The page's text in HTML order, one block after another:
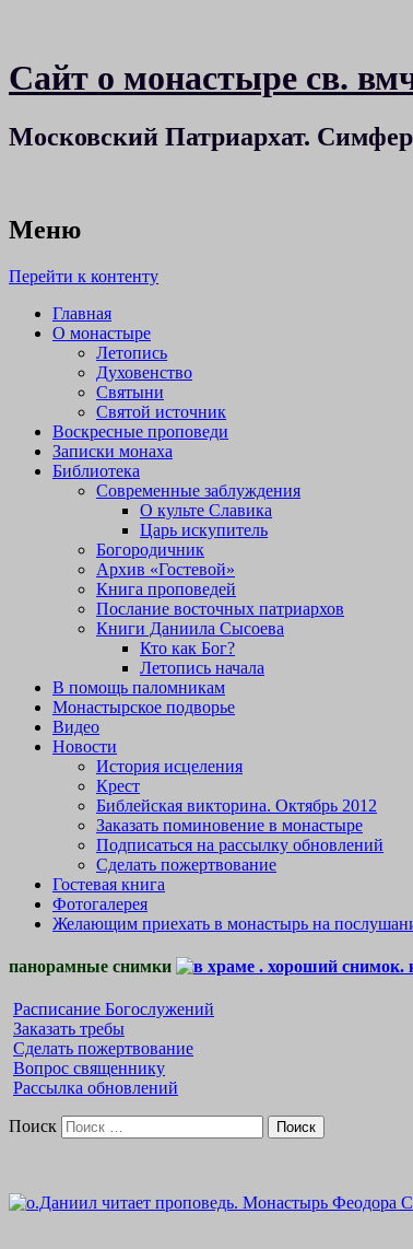
Сайт о монастыре св.
Московский Патриархат.
Меню
Перейти к контенту
Главная
О монастыре
Летопись
Духовенство
Святыни
Святой источник
Воскресные проповеди
Записки монаха
Библиотека
Современные заблуждения
О культе Славика
Царь искупитель
Богородичник
Архив «Гостевой»
Книга проповедей
Послание восточных патриархов
Книги Даниила Сысоева
Кто как Бог?
Летопись начала
В помощь паломникам
Монастырское подворье
Видео
Новости
История исцеления
Крест
Библейская викторина. Октябрь 2012
Заказать поминовение в монастыре
Подписаться на рассылку обновлений
Сделать пожертвование
Гостевая книга
Фотогалерея
Желающим приехать в монастырь на
панорамные снимки
Расписание Богослужений
Заказать требы
Сделать пожертвование
Вопрос священнику
Рассылка обновлений
Поиск